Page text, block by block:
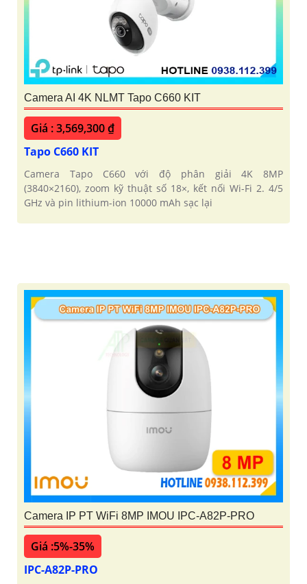
Camera AI 4K NLMT Tapo C660 KIT
Giá : 3,569,300 ₫
Tapo C660 KIT
Camera Tapo C660 với độ phân giải 4K 8MP
(3840×2160), zoom kỹ thuật số 18×, kết nối Wi-Fi 2. 4/5
GHz và pin lithium-ion 10000 mAh sạc lại
Camera IP PT WiFi 8MP IMOU IPC-A82P-PRO
Giá :5%-35%
IPC-A82P-PRO